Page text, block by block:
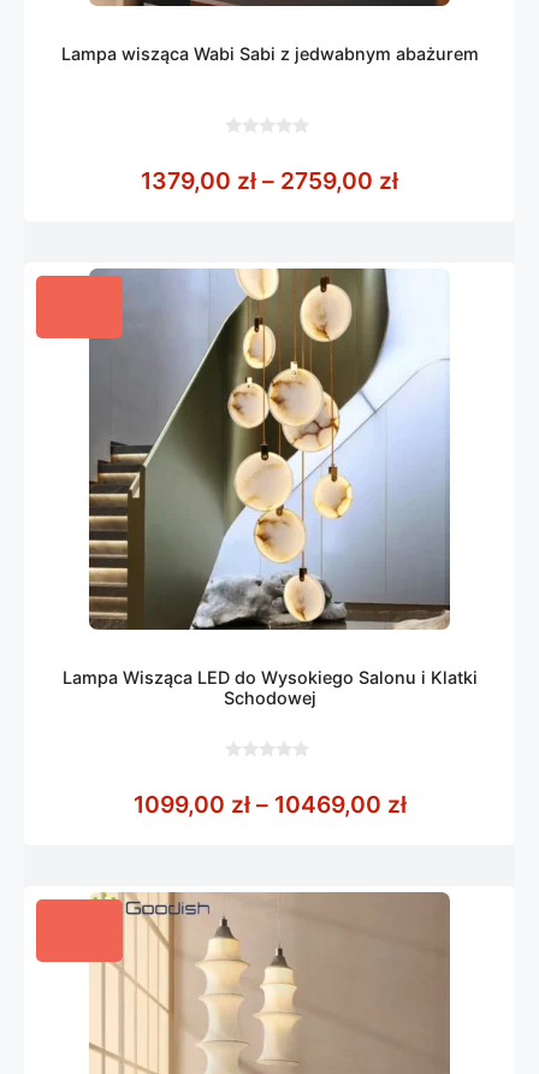
Lampa wisząca Wabi Sabi z jedwabnym abażurem
5
1379,00 zł – 2759,00 złZakres cen:
Lampa Wisząca LED do Wysokiego Salonu i Klatki
Schodowej
5
1099,00 zł – 10469,00 złZakres